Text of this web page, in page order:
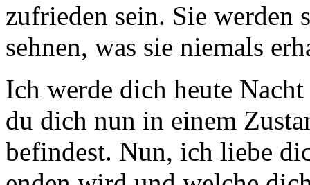
zufrieden sein. Sie werden
sehnen, was sie niemals
Ich werde dich heute
du dich nun in einem
befindest. Nun, ich liebe